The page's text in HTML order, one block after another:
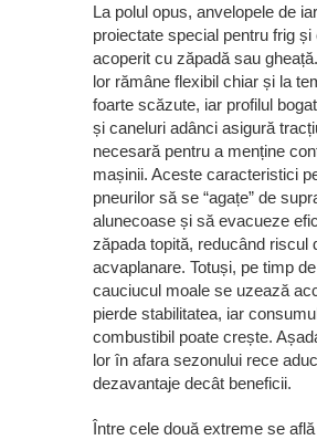
La polul opus, anvelopele de
proiectate special pentru frig și
acoperit cu zăpadă sau
lor rămâne flexibil chiar și la
foarte scăzute, iar profilul
și caneluri adânci asigură
necesară pentru a menține
mașinii. Aceste caracteristici
pneurilor să se “agațe” de
alunecoase și să evacueze
zăpada topită, reducând riscul
acvaplanare. Totuși, pe timp
cauciucul moale se uzează
pierde stabilitatea, iar
combustibil poate crește.
lor în afara sezonului rece
dezavantaje decât beneficii.
Între cele două extreme se